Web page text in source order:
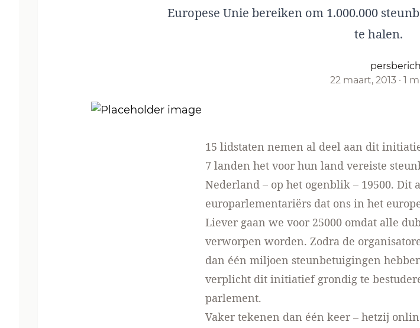
Europese Unie bereiken om 1.000.000
te halen.
22 maart, 2013 · 1
15 lidstaten nemen al deel aan dit
7 landen het voor hun land vereiste
Nederland – op het ogenblik – 19500. Dit
europarlementariërs dat ons in het
Liever gaan we voor 25000 omdat alle
verworpen worden. Zodra de
dan één miljoen steunbetuigingen
verplicht dit initiatief grondig te
parlement.
Vaker tekenen dan één keer – hetzij